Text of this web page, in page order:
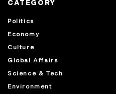
CATEGORY
Politics
Economy
Culture
Global Affairs
Science & Tech
Environment